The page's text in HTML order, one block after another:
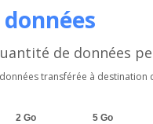
de données
transférée à
2 Go 5 Go